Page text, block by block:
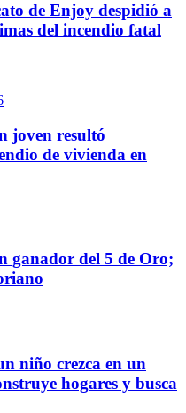
de Enjoy despidió a
del incendio fatal
joven resultó
de vivienda en
ganador del 5 de Oro;
niño crezca en un
hogares y busca